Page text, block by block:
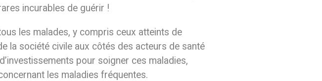
incurables de guérir !
les malades, y compris ceux atteints de
la société civile aux côtés des acteurs de santé
pour soigner ces maladies,
les maladies fréquentes.